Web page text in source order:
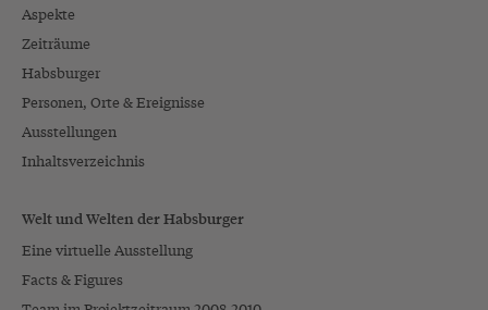
Aspekte
Zeiträume
Habsburger
Personen, Orte & Ereignisse
Ausstellungen
Inhaltsverzeichnis
Welt und Welten der Habsburger
Eine virtuelle Ausstellung
Facts & Figures